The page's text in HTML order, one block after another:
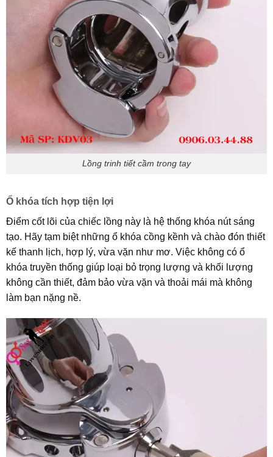
Lồng trinh tiết cầm trong tay
Ổ khóa tích hợp tiện lợi
Điểm cốt lõi của chiếc lồng này là hệ thống khóa nút sáng
tạo. Hãy tạm biệt những ổ khóa cồng kềnh và chào đón thiết
kế thanh lịch, hợp lý, vừa vặn như mơ. Việc không có ổ
khóa truyền thống giúp loại bỏ trọng lượng và khối lượng
không cần thiết, đảm bảo vừa vặn và thoải mái mà không
làm bạn nặng nề.